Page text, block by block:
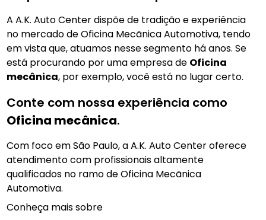
A A.K. Auto Center dispõe de tradição e experiência
no mercado de Oficina Mecãnica Automotiva, tendo
em vista que, atuamos nesse segmento há anos. Se
está procurando por uma empresa de Oficina
mecânica, por exemplo, você está no lugar certo.
Conte com nossa experiência como
Oficina mecânica.
Com foco em São Paulo, a A.K. Auto Center oferece
atendimento com profissionais altamente
qualificados no ramo de Oficina Mecãnica
Automotiva.
Conheça mais sobre